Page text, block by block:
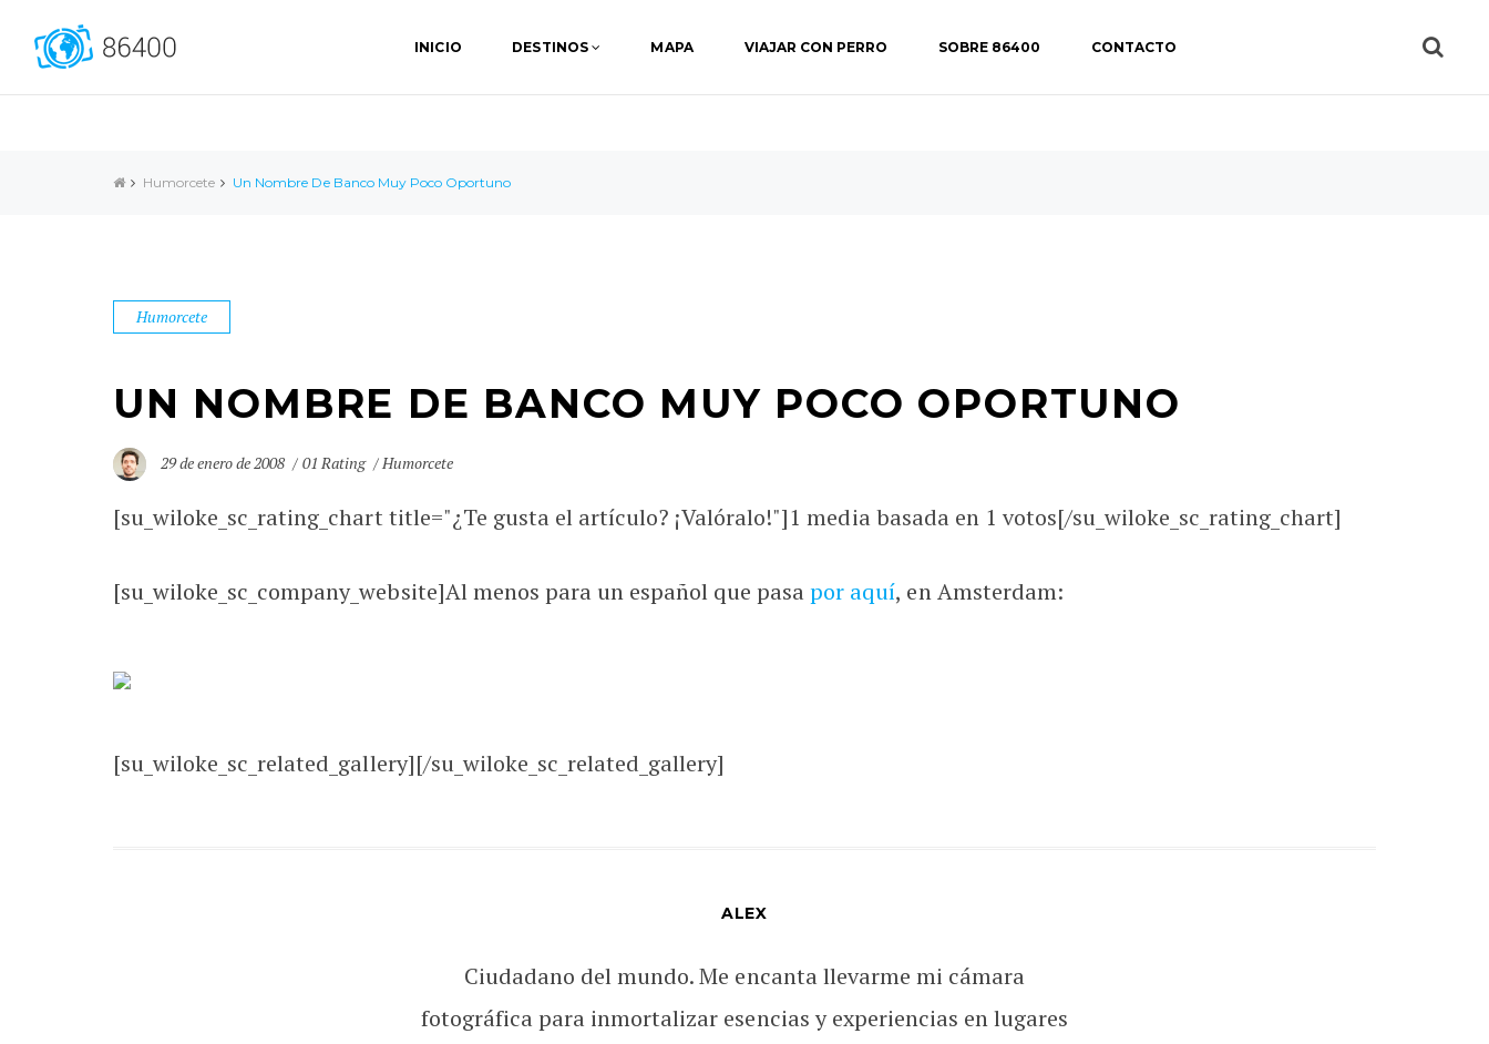
INICIO DESTINOS MAPA VIAJAR CON PERRO SOBRE 86400 CONTACTO
Humorcete Un Nombre De Banco Muy Poco Oportuno
Humorcete
UN NOMBRE DE BANCO MUY POCO OPORTUNO
29 de enero de 2008 01 Rating Humorcete
[su_wiloke_sc_rating_chart title="¿Te gusta el artículo? ¡Valóralo!"]1 media basada en 1 votos[/su_wiloke_sc_rating_chart]
[su_wiloke_sc_company_website]Al menos para un español que pasapor aquí, en Amsterdam:
[su_wiloke_sc_related_gallery][/su_wiloke_sc_related_gallery]
ALEX
Ciudadano del mundo. Me encanta llevarme mi cámara
fotográfica para inmortalizar esencias y experiencias en lugares